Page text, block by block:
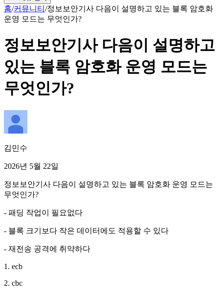
홈/커뮤니티 /정보보안기사 다음이 설명하고 있는 블록 암호화
운영 모드는 무엇인가?
정보보안기사 다음이 설명하고
있는 블록 암호화 운영 모드는
무엇인가?
김민수
2026년 5월 22일
정보보안기사 다음이 설명하고 있는 블록 암호화 운영 모드는
무엇인가?
- 패딩 작업이 필요없다
- 블록 크기보다 작은 데이터에도 적용할 수 있다
- 재전송 공격에 취약하다
1. ecb
2. cbc